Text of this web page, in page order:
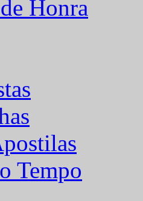
Honra
Tempo